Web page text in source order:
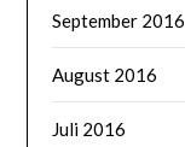
September 2016
August 2016
Juli 2016